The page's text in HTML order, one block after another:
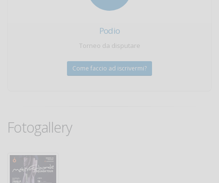
Podio
Torneo da disputare
Come faccio ad iscrivermi?
Fotogallery